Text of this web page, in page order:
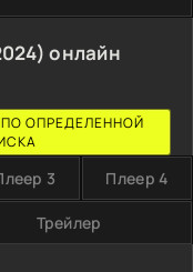
онлайн
ОПРЕДЕЛЕННОЙ
3 Плеер 4
Трейлер